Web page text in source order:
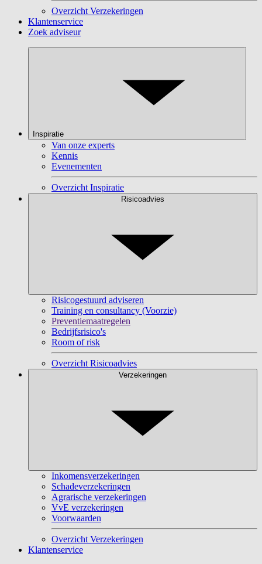
Overzicht Verzekeringen
Klantenservice
Zoek adviseur
Inspiratie
Van onze experts
Kennis
Evenementen
Overzicht Inspiratie
Risicoadvies
Risicogestuurd adviseren
Training en consultancy (Voorzie)
Preventiemaatregelen
Bedrijfsrisico's
Room of risk
Overzicht Risicoadvies
Verzekeringen
Inkomensverzekeringen
Schadeverzekeringen
Agrarische verzekeringen
VvE verzekeringen
Voorwaarden
Overzicht Verzekeringen
Klantenservice